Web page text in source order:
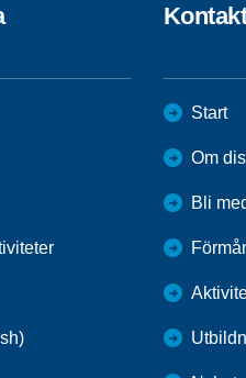
Start
Om
Bli